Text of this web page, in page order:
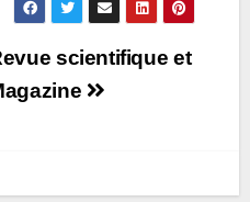
scientifique et